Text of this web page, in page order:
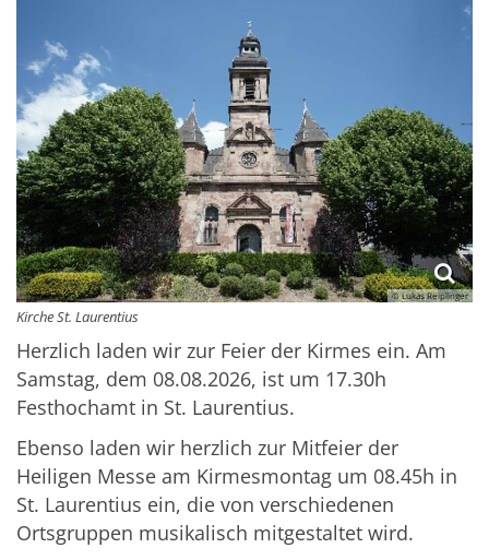
© Lukas Reiplinger
Kirche St. Laurentius
Herzlich laden wir zur Feier der Kirmes ein. Am
Samstag, dem 08.08.2026, ist um 17.30h
Festhochamt in St. Laurentius.
Ebenso laden wir herzlich zur Mitfeier der
Heiligen Messe am Kirmesmontag um 08.45h in
St. Laurentius ein, die von verschiedenen
Ortsgruppen musikalisch mitgestaltet wird.